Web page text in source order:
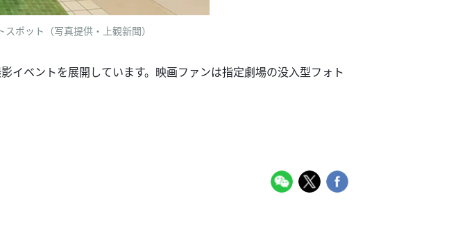
ポット（写真提供・上観新聞）
イベントを展開しています。映画ファンは指定劇場の没入型フォト